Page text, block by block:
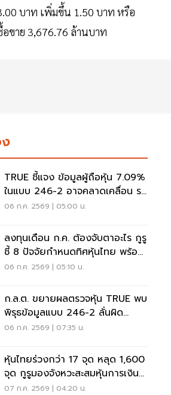
บาท เพิ่มขึ้น 1.50 บาท หรือ
ขาย 3,676.76 ล้านบาท
TRUE ชี้แจง ข้อมูลผู้ถือหุ้น 7.09%
ในแบบ 246-2 อาจคลาดเคลื่อน รอ
ก.ล.ต. สอบทาน
06 ก.ค. 2569 | 05:00 น.
ลงทุนเดือน ก.ค. ต้องจับตาอะไร กูรู
ชี้ 8 ปัจจัยกำหนดทิศหุ้นไทย พร้อม
เปิดโผ 5 หุ้นเด่น
06 ก.ค. 2569 | 05:10 น.
ก.ล.ต. ขยายผลตรวจหุ้น TRUE พบ
พิรุธข้อมูลแบบ 246-2 ลั่นผิด
กฎหมายดำเนินการเด็ดขาด
06 ก.ค. 2569 | 07:35 น.
หุ้นไทยร่วงกว่า 17 จุด หลุด 1,600
จุด กูรูมองจังหวะสะสมหุ้นการเงิน-
ค้าปลีก-ส่งออก
07 ก.ค. 2569 | 04:20 น.